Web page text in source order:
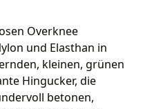
Overknee
und Elasthan in
kleinen, grünen
Hingucker, die
betonen,